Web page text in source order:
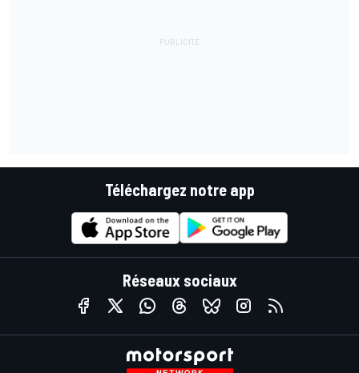
Téléchargez notre app
Réseaux sociaux